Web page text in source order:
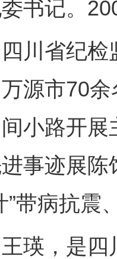
书记。
省纪检
源市70
小路开
事迹展
”带病抗震
，是四